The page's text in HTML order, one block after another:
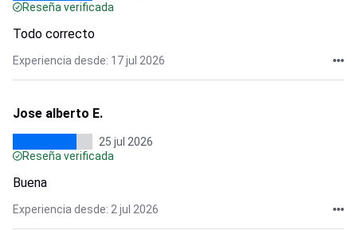
Reseña verificada
Todo correcto
Experiencia desde: 17 jul 2026
Jose alberto E.
25 jul 2026
Reseña verificada
Buena
Experiencia desde: 2 jul 2026